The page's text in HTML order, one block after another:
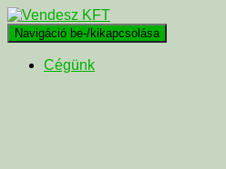
Navigáció be-/kikapcsolása
Cégünk